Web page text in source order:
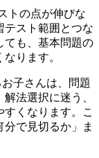
トの点が伸びな
テスト範囲とつな
ても、基本問題の
ります。
子さんは、問題
法選択に迷う、
くなります。こ
で見切るか」ま